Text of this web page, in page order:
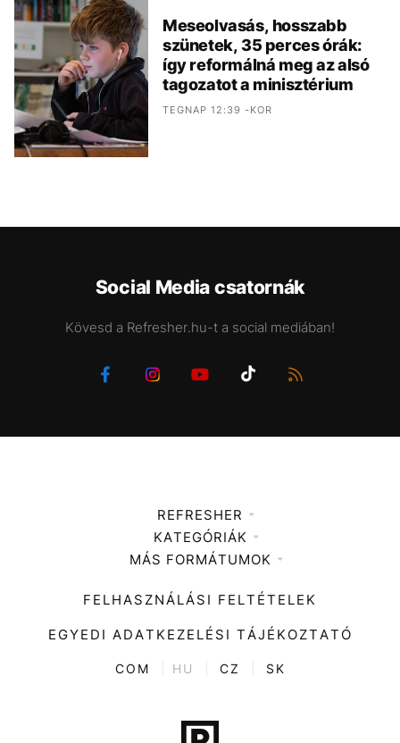
Meseolvasás, hosszabb
szünetek, 35 perces órák:
így reformálná meg az alsó
tagozatot a minisztérium
TEGNAP 12:39 -KOR
Social Media csatornák
Kövesd a Refresher.hu-t a social mediában!
REFRESHER
Médiaajánlat
KATEGÓRIÁK
Zene
Divat
Kultúra
ENTR
Tech-Tudomány
MÁS FORMÁTUMOK
FELHASZNÁLÁSI FELTÉTELEK
EGYEDI ADATKEZELÉSI TÁJÉKOZTATÓ
COM HU CZ SK